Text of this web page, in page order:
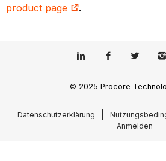
product page
.
© 2025 Procore
Datenschutzerklärung
Anmelden